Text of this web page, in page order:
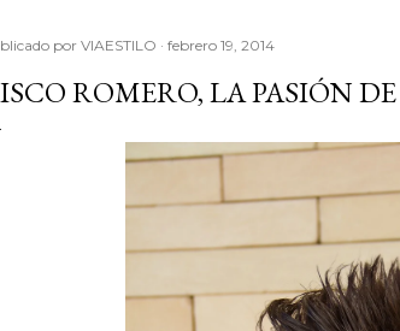
por VIAESTILO febrero 19, 2014
ROMERO, LA PASIÓN